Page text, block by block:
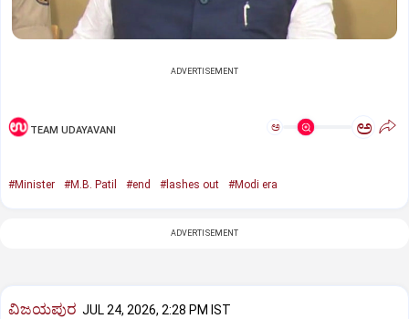
ADVERTISEMENT
TEAM UDAYAVANI ಅ ಅ
#Minister #M.B. Patil #end #lashes out #Modi era
ADVERTISEMENT
ವಿಜಯಪುರ JUL 24, 2026, 2:28 PM IST